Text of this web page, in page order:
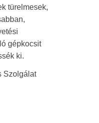
türelmesek,
gépkocsit
ki.
Szolgálat